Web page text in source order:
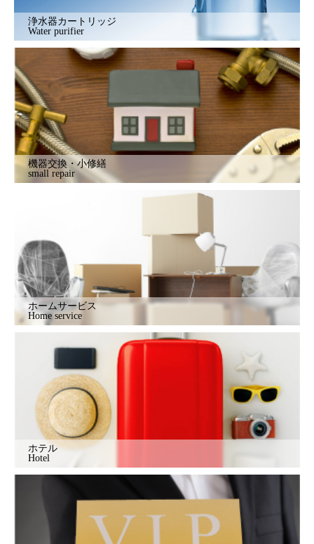
浄水器カートリッジ
Water purifier
機器交換・小修繕
small repair
ホームサービス
Home service
ホテル
Hotel